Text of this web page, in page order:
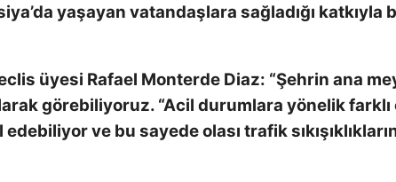
yaşayan vatandaşlara sağladığı katkıyla
üyesi Rafael Monterde Diaz: “Şehrin ana
görebiliyoruz. “Acil durumlara yönelik
edebiliyor ve bu sayede olası trafik